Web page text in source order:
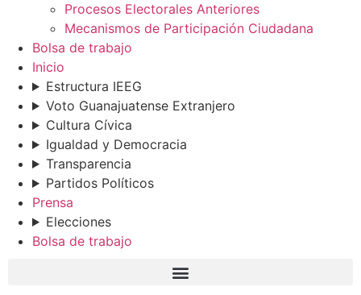
Procesos Electorales Anteriores
Mecanismos de Participación Ciudadana
Bolsa de trabajo
Inicio
Estructura IEEG
Voto Guanajuatense Extranjero
Cultura Cívica
Igualdad y Democracia
Transparencia
Partidos Políticos
Prensa
Elecciones
Bolsa de trabajo